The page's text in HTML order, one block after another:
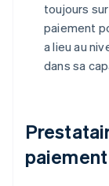
toujours
paiement
a lieu au
dans sa
paiement